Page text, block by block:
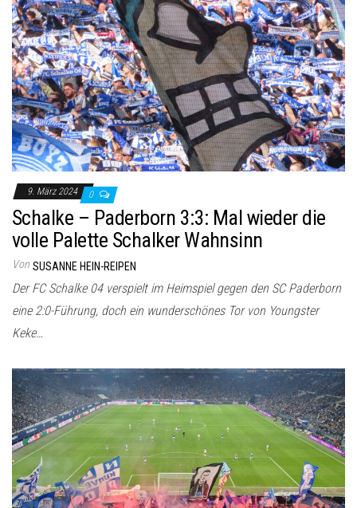
9. März 2024 0
Schalke – Paderborn 3:3: Mal wieder die
volle Palette Schalker Wahnsinn
Von SUSANNE HEIN-REIPEN
Der FC Schalke 04 verspielt im Heimspiel gegen den SC Paderborn
eine 2:0-Führung, doch ein wunderschönes Tor von Youngster
Keke…